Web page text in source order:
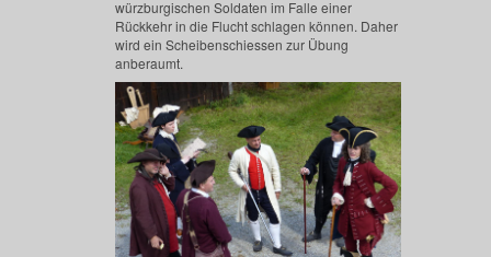
würzburgischen Soldaten im Falle einer
Rückkehr in die Flucht schlagen können. Daher
wird ein Scheibenschiessen zur Übung
anberaumt.